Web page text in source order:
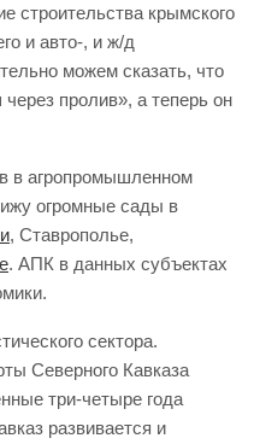
строительства крымского
и авто-, и ж/д
можем сказать, что
пролив», а теперь он
в агропромышленном
огромные сады в
, Ставрополье,
. АПК в данных субъектах
сектора.
Северного Кавказа
три-четыре года
развивается и